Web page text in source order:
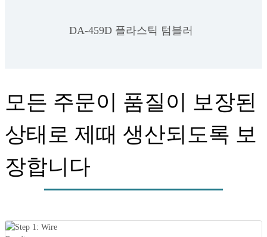
DA-459D 플라스틱 텀블러
모든 주문이 품질이 보장된
상태로 제때 생산되도록 보
장합니다